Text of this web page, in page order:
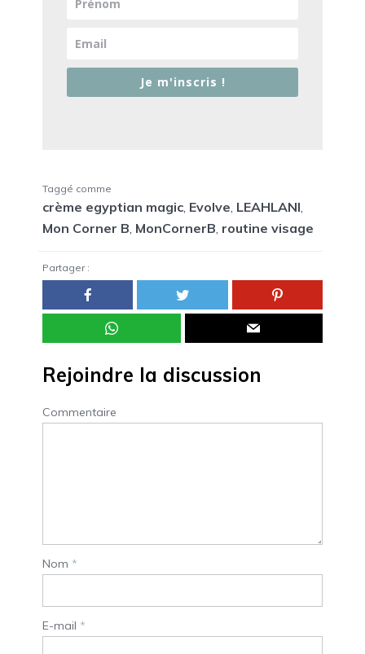
Je m'inscris !
Taggé comme
crème egyptian magic Evolve LEAHLANI
Mon Corner B MonCornerB routine visage
Partager :
Rejoindre la discussion
Commentaire
Nom *
E-mail *